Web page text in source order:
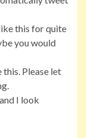
this for quite
you would
Please let
I look